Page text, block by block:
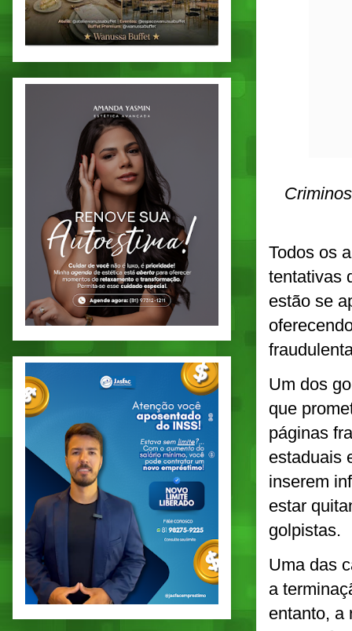
Todos os
tentativas
estão se
Um dos
que
páginas
estaduais
inserem
estar
golpistas.
Uma das
a
entanto, a